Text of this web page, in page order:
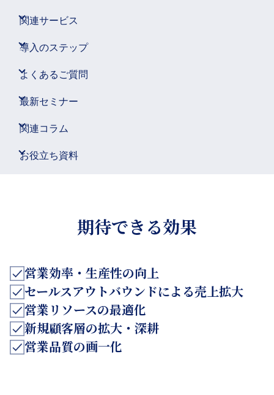
関連サービス
導入のステップ
よくあるご質問
最新セミナー
関連コラム
お役立ち資料
期待できる効果
営業効率・生産性の向上
セールスアウトバウンドによる売上拡大
営業リソースの最適化
新規顧客層の拡大・深耕
営業品質の画一化